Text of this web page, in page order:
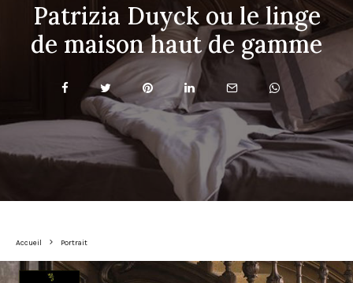
Patrizia Duyck ou le linge
de maison haut de gamme
Accueil Portrait